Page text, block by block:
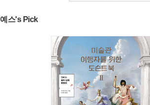
예스's Pick